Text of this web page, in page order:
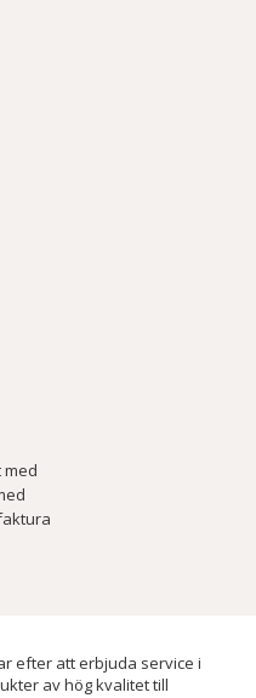
med
efter att erbjuda service i
av hög kvalitet till